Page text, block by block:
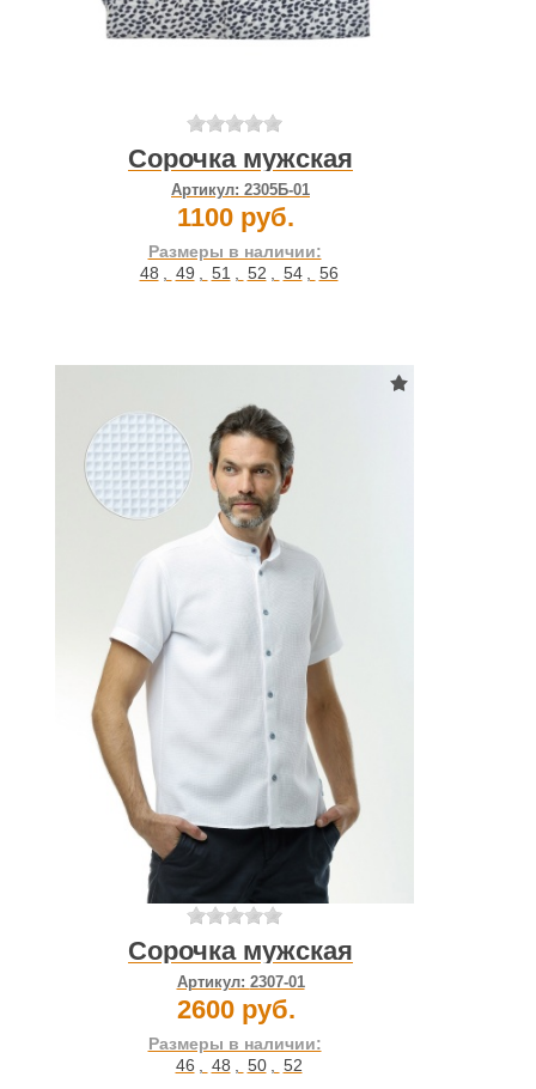
Сорочка мужская
Артикул: 2305Б-01
1100 руб.
Размеры в наличии:
48 , 49 , 51 , 52 , 54 , 56
Сорочка мужская
Артикул: 2307-01
2600 руб.
Размеры в наличии:
46 , 48 , 50 , 52